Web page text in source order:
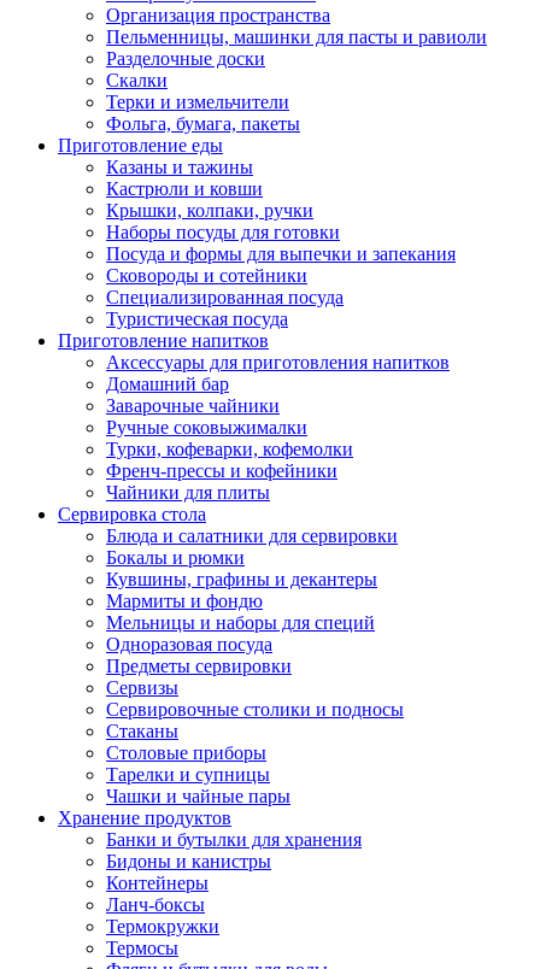
Организация пространства
Пельменницы, машинки для пасты и равиоли
Разделочные доски
Скалки
Терки и измельчители
Фольга, бумага, пакеты
Приготовление еды
Казаны и тажины
Кастрюли и ковши
Крышки, колпаки, ручки
Наборы посуды для готовки
Посуда и формы для выпечки и запекания
Сковороды и сотейники
Специализированная посуда
Туристическая посуда
Приготовление напитков
Аксессуары для приготовления напитков
Домашний бар
Заварочные чайники
Ручные соковыжималки
Турки, кофеварки, кофемолки
Френч-прессы и кофейники
Чайники для плиты
Сервировка стола
Блюда и салатники для сервировки
Бокалы и рюмки
Кувшины, графины и декантеры
Мармиты и фондю
Мельницы и наборы для специй
Одноразовая посуда
Предметы сервировки
Сервизы
Сервировочные столики и подносы
Стаканы
Столовые приборы
Тарелки и супницы
Чашки и чайные пары
Хранение продуктов
Банки и бутылки для хранения
Бидоны и канистры
Контейнеры
Ланч-боксы
Термокружки
Термосы